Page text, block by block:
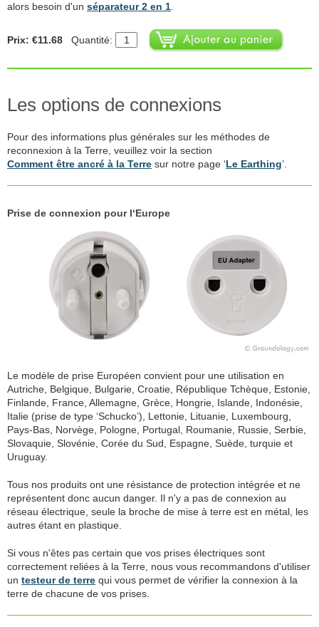
alors besoin d'un séparateur 2 en 1
Prix: €11.68 Quantité:
Les options de connexions
Pour des informations plus générales sur les méthodes de
reconnexion à la Terre, veuillez voir la section
Comment être ancré à la Terre sur notre page ‘Le Earthing’.
Prise de connexion pour l‘Europe
Le modèle de prise Européen convient pour une utilisation en
Autriche, Belgique, Bulgarie, Croatie, République Tchèque, Estonie,
Finlande, France, Allemagne, Grèce, Hongrie, Islande, Indonésie,
Italie (prise de type ‘Schucko’), Lettonie, Lituanie, Luxembourg,
Pays-Bas, Norvège, Pologne, Portugal, Roumanie, Russie, Serbie,
Slovaquie, Slovénie, Corée du Sud, Espagne, Suède, turquie et
Uruguay.
Tous nos produits ont une résistance de protection intégrée et ne
représentent donc aucun danger. Il n'y a pas de connexion au
réseau électrique, seule la broche de mise à terre est en métal, les
autres étant en plastique.
Si vous n'êtes pas certain que vos prises électriques sont
correctement reliées à la Terre, nous vous recommandons d'utiliser
un testeur de terre qui vous permet de vérifier la connexion à la
terre de chacune de vos prises.